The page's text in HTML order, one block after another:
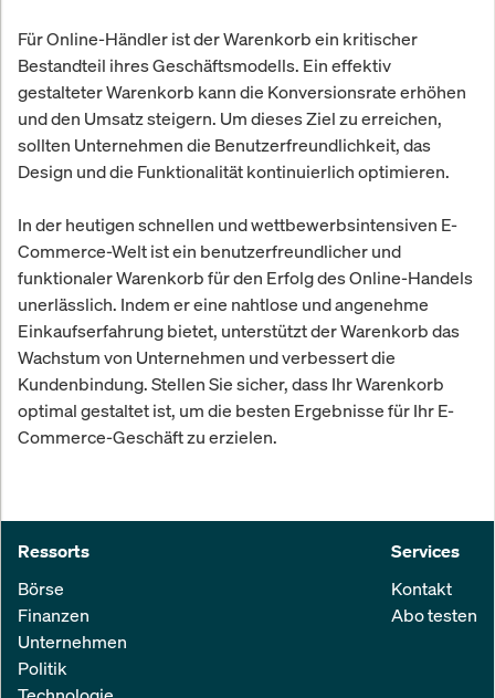
Für Online-Händler ist der Warenkorb ein kritischer
Bestandteil ihres Geschäftsmodells. Ein effektiv
gestalteter Warenkorb kann die Konversionsrate erhöhen
und den Umsatz steigern. Um dieses Ziel zu erreichen,
sollten Unternehmen die Benutzerfreundlichkeit, das
Design und die Funktionalität kontinuierlich optimieren.
In der heutigen schnellen und wettbewerbsintensiven E-
Commerce-Welt ist ein benutzerfreundlicher und
funktionaler Warenkorb für den Erfolg des Online-Handels
unerlässlich. Indem er eine nahtlose und angenehme
Einkaufserfahrung bietet, unterstützt der Warenkorb das
Wachstum von Unternehmen und verbessert die
Kundenbindung. Stellen Sie sicher, dass Ihr Warenkorb
optimal gestaltet ist, um die besten Ergebnisse für Ihr E-
Commerce-Geschäft zu erzielen.
Ressorts
Börse
Finanzen
Unternehmen
Politik
Services
Kontakt
Abo testen